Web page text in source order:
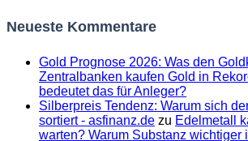
Neueste Kommentare
Gold Prognose 2026: Was den
Zentralbanken kaufen Gold in
bedeutet das für Anleger?
Silberpreis Tendenz: Warum sich
sortiert - asfinanz.de zu Edelmetall
warten? Warum Substanz wichtiger